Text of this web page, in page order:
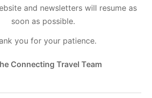
and newsletters will resume as
soon as possible.
you for your patience.
Connecting Travel Team